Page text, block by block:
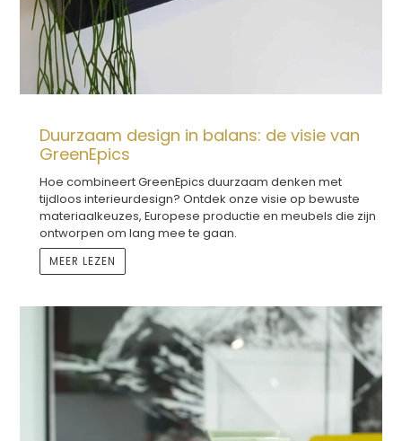
Duurzaam design in balans: de visie van
GreenEpics
Hoe combineert GreenEpics duurzaam denken met
tijdloos interieurdesign? Ontdek onze visie op bewuste
materiaalkeuzes, Europese productie en meubels die zijn
ontworpen om lang mee te gaan.
MEER LEZEN